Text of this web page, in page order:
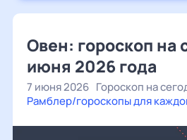
Овен: гороскоп на
июня 2026 года
7 июня 2026 Гороскоп на
Рамблер/гороскопы для